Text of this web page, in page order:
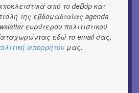
| Σκην.: Nikita Milivojević
στη Σαντορίνη
από το deBόp και
της εβδομαδιαίας agenda
ευρύτερου πολιτιστικού
εδώ το email σας,
απορρήτου μας.